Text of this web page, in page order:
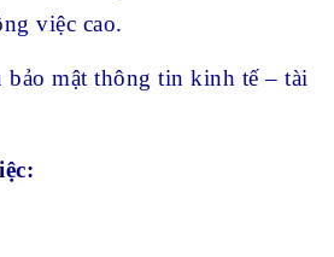
việc cao.
bảo mật thông tin kinh tế – tài